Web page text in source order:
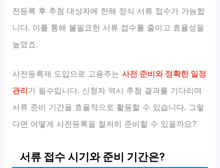
전등록 후 추첨 대상자에 한해 정식 서류 접수가 가능합
니다. 이를 통해 불필요한 서류 접수를 줄이고 효율성을
높였죠.
사전등록제 도입으로 고용주는사전 준비와 정확한 일정
관리가 필수입니다. 신청자 역시 추첨 결과를 기다리며
서류 준비 기간을 효율적으로 활용할 수 있습니다. 그렇
다면 어떻게 사전등록을 철저히 준비할 수 있을까요?
서류 접수 시기와 준비 기간은?